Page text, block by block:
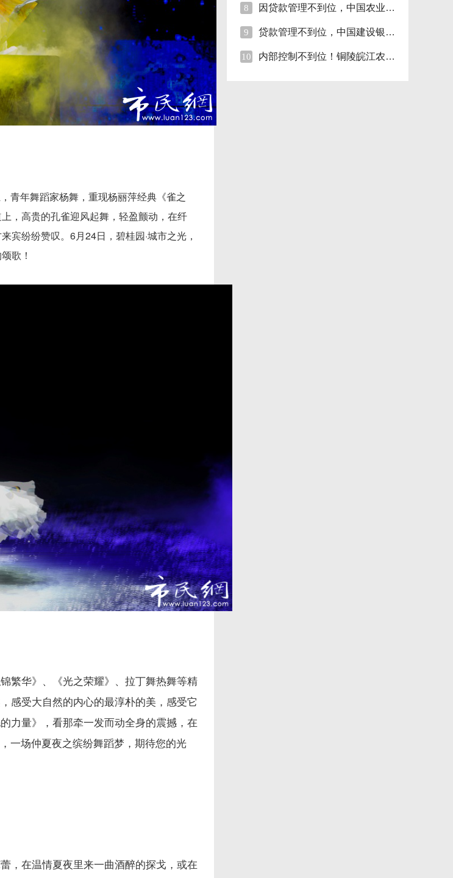
青年舞蹈家杨舞，重现杨丽萍经典《雀之
，高贵的孔雀迎风起舞，轻盈颤动，在纤
宾纷纷赞叹。6月24日，碧桂园·城市之光，
歌！
繁华》、《光之荣耀》、拉丁舞热舞等精
感受大自然的内心的最淳朴的美，感受它
力量》，看那牵一发而动全身的震撼，在
一场仲夏夜之缤纷舞蹈梦，期待您的光
，在温情夏夜里来一曲酒醉的探戈，或在
8 因贷款管理不到位，中国农业银行砀山支行被
9 贷款管理不到位，中国建设银行股份砀山支行
10 内部控制不到位！铜陵皖江农村商行被罚35万